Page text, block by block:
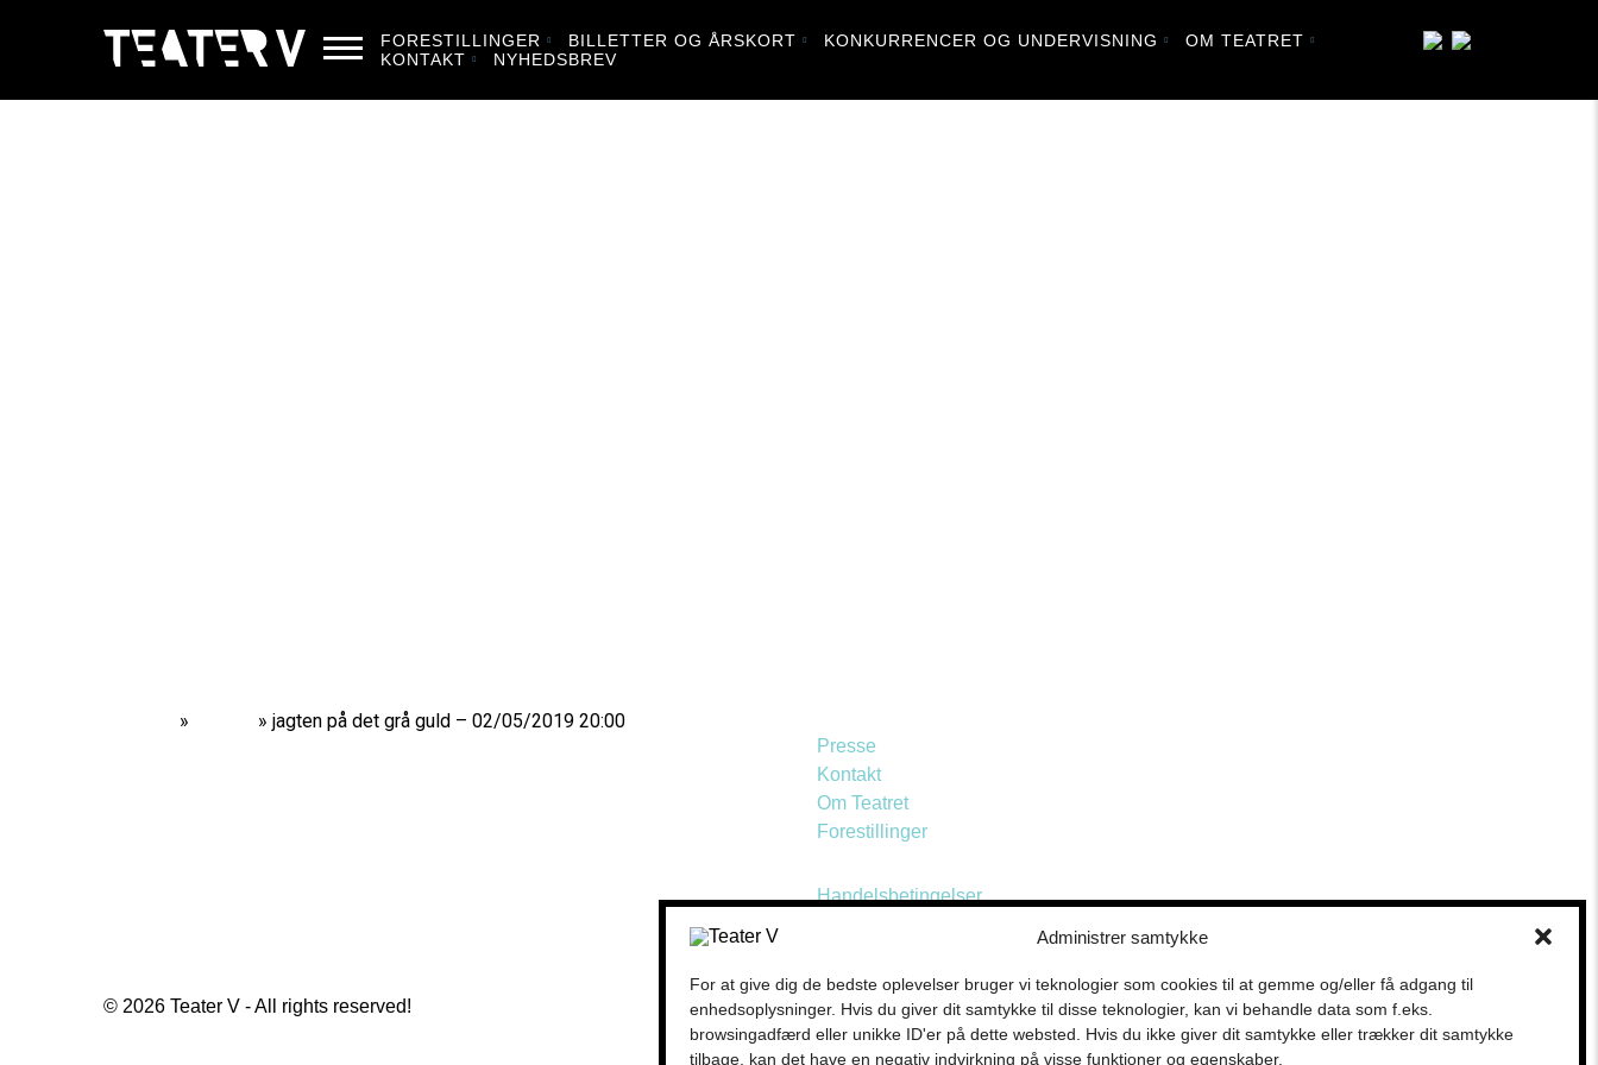
Administrer samtykke
For at give dig de bedste oplevelser bruger vi teknologier som cookies til at gemme og/eller få adgang til
enhedsoplysninger. Hvis du giver dit samtykke til disse teknologier, kan vi behandle data som f.eks.
browsingadfærd eller unikke ID'er på dette websted. Hvis du ikke giver dit samtykke eller trækker dit samtykke
tilbage, kan det have en negativ indvirkning på visse funktioner og egenskaber.
FORESTILLINGER BILLETTER OG ÅRSKORT KONKURRENCER OG UNDERVISNING
OM TEATRET
KONTAKT
NYHEDSBREV
» » jagten på det grå guld – 02/05/2019 20:00
Presse
Kontakt
Om Teatret
Forestillinger
Handelsbetingelser
© 2026 Teater V - All rights reserved!